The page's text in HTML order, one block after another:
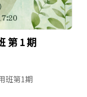
第 1 期
班第1期